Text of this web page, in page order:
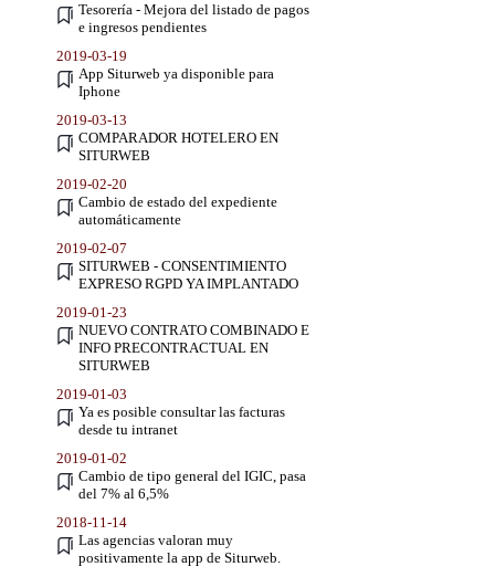
Tesorería - Mejora del listado de pagos
e ingresos pendientes
2019-03-19
App Siturweb ya disponible para
Iphone
2019-03-13
COMPARADOR HOTELERO EN
SITURWEB
2019-02-20
Cambio de estado del expediente
automáticamente
2019-02-07
SITURWEB - CONSENTIMIENTO
EXPRESO RGPD YA IMPLANTADO
2019-01-23
NUEVO CONTRATO COMBINADO E
INFO PRECONTRACTUAL EN
SITURWEB
2019-01-03
Ya es posible consultar las facturas
desde tu intranet
2019-01-02
Cambio de tipo general del IGIC, pasa
del 7% al 6,5%
2018-11-14
Las agencias valoran muy
positivamente la app de Siturweb.